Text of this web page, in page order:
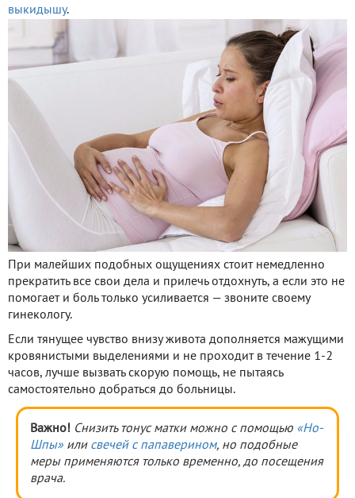
выкидышу.
При малейших подобных ощущениях стоит немедленно
прекратить все свои дела и прилечь отдохнуть, а если это не
помогает и боль только усиливается — звоните своему
гинекологу.
Если тянущее чувство внизу живота дополняется мажущими
кровянистыми выделениями и не проходит в течение 1-2
часов, лучше вызвать скорую помощь, не пытаясь
самостоятельно добраться до больницы.
Важно! Снизить тонус матки можно с помощью «Но-
Шпы» или свечей с папаверином, но подобные
меры применяются только временно, до посещения
врача.